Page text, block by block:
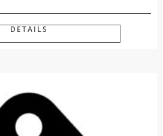
DETAILS